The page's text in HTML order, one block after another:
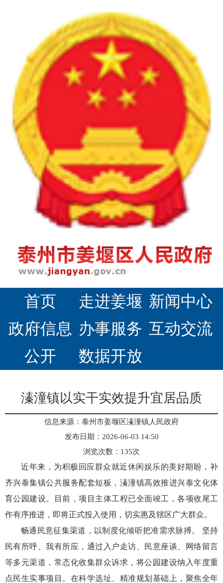
首页 走进姜堰 新闻中心
政府信息
公开
办事服务 互动交流
数据开放
溱潼镇以实干实效提升宜居品质
信息来源：泰州市姜堰区溱潼镇人民政府
发布日期：2026-06-03 14:50
浏览次数： 135次
近年来，为积极回应群众就近休闲娱乐的美好期盼，补
齐兴泰集镇公共服务配套短板，溱潼镇高效推进兴泰文化体
育公园建设。目前，项目主体工程已全面竣工，各项收尾工
作有序推进，即将正式投入使用，切实惠及辖区广大群众。
畅通民意征集渠道，以制度化倾听把准需求脉搏。 坚持
民有所呼、我有所应，通过入户走访、民意座谈、网络留言
等多元渠道，常态化收集群众诉求，将公园建设纳入年度重
点民生实事项目。在科学选址、精准规划基础上，聚焦全年